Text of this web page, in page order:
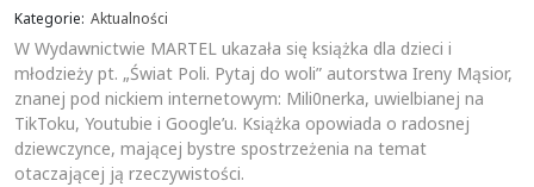
Kategorie: Aktualności
W Wydawnictwie MARTEL ukazała się książka dla dzieci i
młodzieży pt. „Świat Poli. Pytaj do woli” autorstwa Ireny Mąsior,
znanej pod nickiem internetowym: Mili0nerka, uwielbianej na
TikToku, Youtubie i Google’u. Książka opowiada o radosnej
dziewczynce, mającej bystre spostrzeżenia na temat
otaczającej ją rzeczywistości.